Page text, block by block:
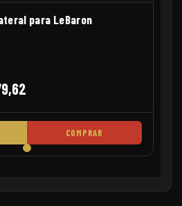
para LeBaron
COMPRAR